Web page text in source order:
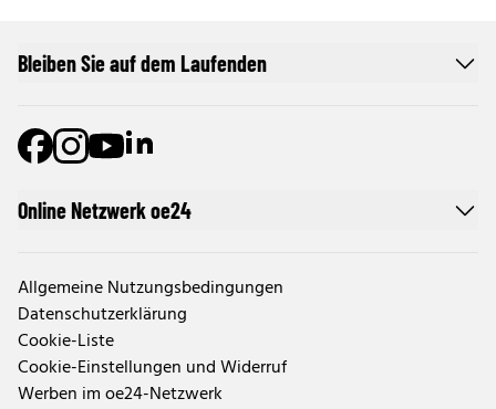
Online Netzwerk oe24
Allgemeine Nutzungsbedingungen
Datenschutzerklärung
Cookie-Liste
Cookie-Einstellungen und Widerruf
Werben im oe24-Netzwerk
Bleiben Sie auf dem Laufenden